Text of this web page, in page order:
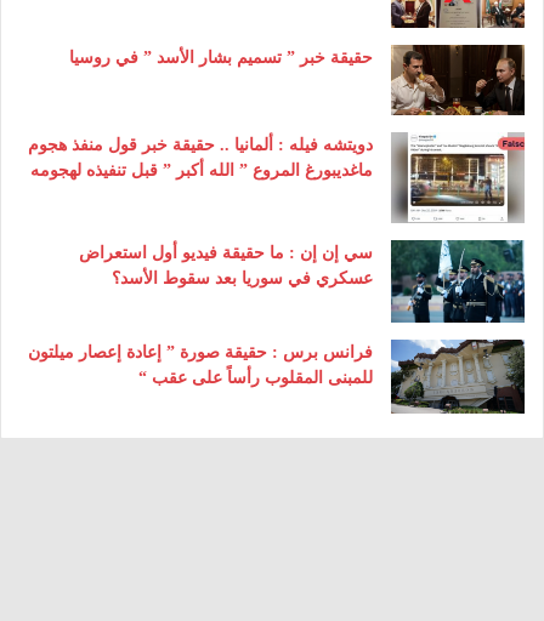
حقيقة خبر ” تسميم بشار الأسد ” في روسيا
دويتشه فيله : ألمانيا .. حقيقة خبر قول منفذ هجوم
ماغديبورغ المروع ” الله أكبر ” قبل تنفيذه لهجومه
سي إن إن : ما حقيقة فيديو أول استعراض
عسكري في سوريا بعد سقوط الأسد؟
فرانس برس : حقيقة صورة ” إعادة إعصار ميلتون
للمبنى المقلوب رأساً على عقب “